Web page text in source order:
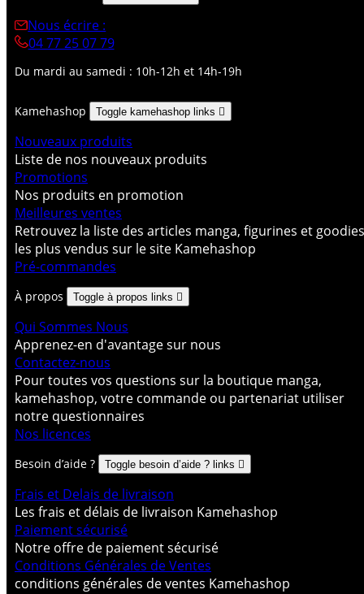
Nous écrire :
04 77 25 07 79
Du mardi au samedi : 10h-12h et 14h-19h
Kamehashop Toggle kamehashop links 
Nouveaux produits
Liste de nos nouveaux produits
Promotions
Nos produits en promotion
Meilleures ventes
Retrouvez la liste des articles manga, figurines et goodies
les plus vendus sur le site Kamehashop
Pré-commandes
À propos Toggle à propos links 
Qui Sommes Nous
Apprenez-en d'avantage sur nous
Contactez-nous
Pour toutes vos questions sur la boutique manga,
kamehashop, votre commande ou partenariat utiliser
notre questionnaires
Nos licences
Besoin d’aide ? Toggle besoin d’aide ? links 
Frais et Delais de livraison
Les frais et délais de livraison Kamehashop
Paiement sécurisé
Notre offre de paiement sécurisé
Conditions Générales de Ventes
conditions générales de ventes Kamehashop